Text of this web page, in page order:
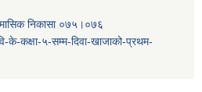
निकासा ०७५।०७६
के-कक्षा-५-सम्म-दिवा-खाजाको-प्रथम-